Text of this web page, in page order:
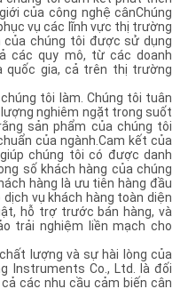
của công nghệ cânChúng
vụ các lĩnh vực thị trường
của chúng tôi được sử dụng
các quy mô, từ các doanh
quốc gia, cả trên thị trường
tôi làm. Chúng tôi tuân
nghiêm ngặt trong suốt
sản phẩm của chúng tôi
của ngành.Cam kết của
chúng tôi có được danh
số khách hàng của chúng
hàng là ưu tiên hàng đầu
vụ khách hàng toàn diện
hỗ trợ trước bán hàng, và
trải nghiệm liền mạch cho
lượng và sự hài lòng của
Instruments Co., Ltd. là đối
các nhu cầu cảm biến cân